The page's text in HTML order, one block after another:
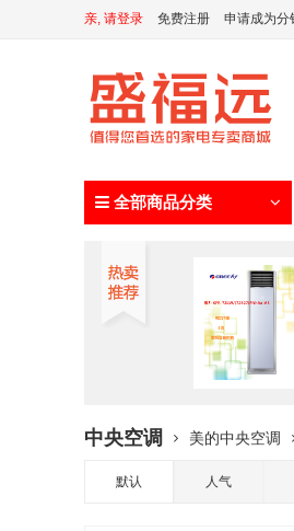
亲, 请登录 免费注册 申请成为分
全部商品分类
中央空调 美的中央空调
默认 人气